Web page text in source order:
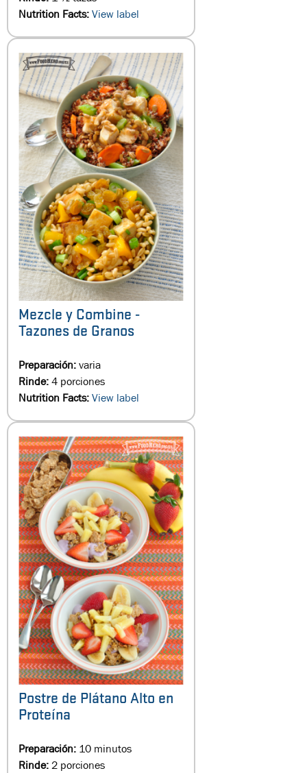
Nutrition Facts:View label
Mezcle y Combine -
Tazones de Granos
Preparación:varia
Rinde:4 porciones
Nutrition Facts:View label
Postre de Plátano Alto en
Proteína
Preparación: 10 minutos
Rinde:2 porciones